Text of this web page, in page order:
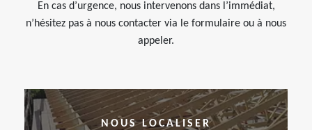
En cas d’urgence, nous intervenons dans l’immédiat,
n’hésitez pas à nous contacter via le formulaire ou à nous
appeler.
NOUS LOCALISER